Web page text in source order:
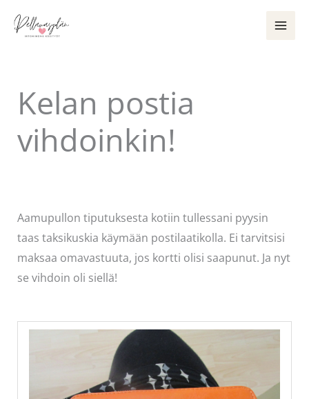
sisältöön
Kelan postia
vihdoinkin!
Aamupullon tiputuksesta kotiin tullessani pyysin
taas taksikuskia käymään postilaatikolla. Ei tarvitsisi
maksaa omavastuuta, jos kortti olisi saapunut. Ja nyt
se vihdoin oli siellä!